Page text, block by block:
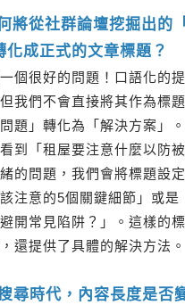
將從社群論壇挖掘出的
化成正式的文章標題？
個很好的問題！口語化的
我們不會直接將其作為標
題」轉化為「解決方案」
到「租屋要注意什麼以防
的問題，我們會將標題設
注意的5個關鍵細節」或是
開常見陷阱？」。這樣的
還提供了具體的解決方法。
尋時代，內容長度是否